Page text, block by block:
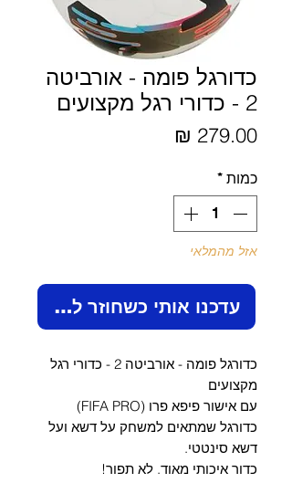
כדורגל פומה - אורביטה
2 - כדורי רגל מקצועים
כמות *
אזל מהמלאי
עדכנו אותי כשחוזר למלאי
כדורגל פומה - אורביטה 2 - כדורי רגל
מקצועים
עם אישור פיפא פרו (FIFA PRO)
כדורגל שמתאים למשחק על דשא ועל
דשא סינטטי.
כדור איכותי מאוד. לא תפור!